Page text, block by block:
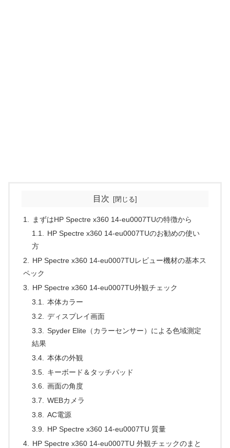
目次
まずはHP Spectre x360 14-eu0007TUの特徴から
HP Spectre x360 14-eu0007TUのお勧めの使い
方
HP Spectre x360 14-eu0007TUレビュー機材の基本ス
ペック
HP Spectre x360 14-eu0007TU外観チェック
本体カラー
ディスプレイ画面
Spyder Elite（カラーセンサー）による色域測定
結果
本体の外観
キーボード＆タッチパッド
画面の角度
WEBカメラ
AC電源
HP Spectre x360 14-eu0007TU 質量
HP Spectre x360 14-eu0007TU 外観チェックのまと